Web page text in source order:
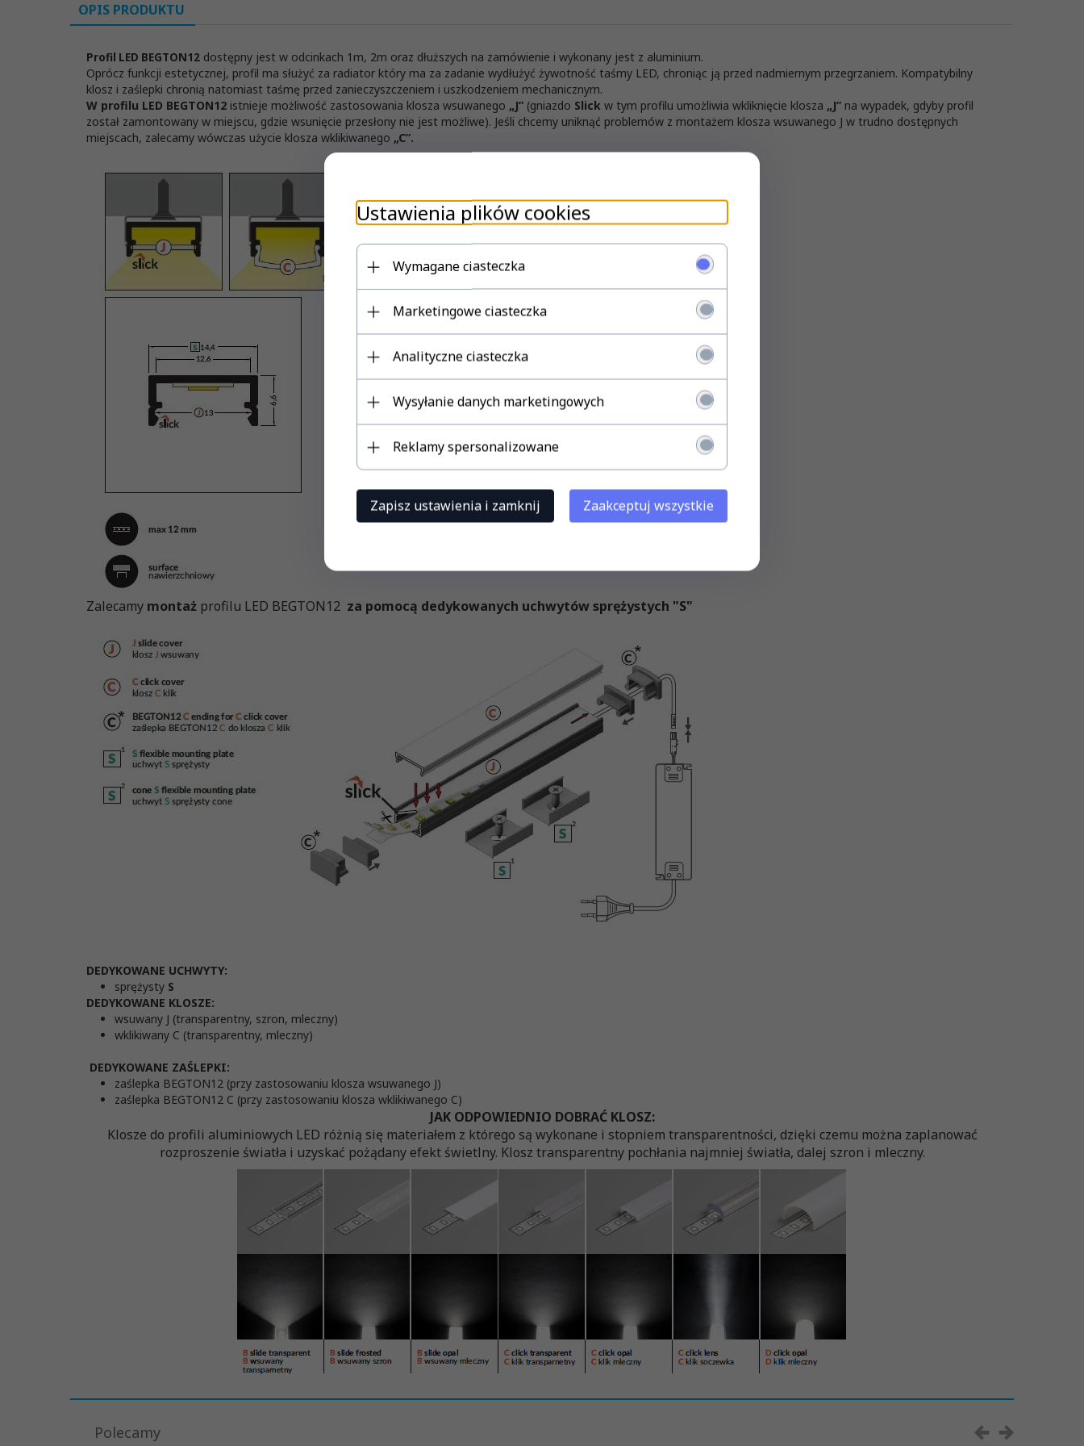
OPIS PRODUKTU
Profil LED BEGTON12 dostępny jest w odcinkach 1m, 2m oraz dłuższych na zamówienie i wykonany jest z aluminium.
Oprócz funkcji estetycznej, profil ma służyć za radiator który ma za zadanie wydłużyć żywotność taśmy LED, chroniąc ją przed nadmiernym przegrzaniem. Kompatybilny
klosz i zaślepki chronią natomiast taśmę przed zanieczyszczeniem i uszkodzeniem mechanicznym.
W profilu LED BEGTON12 istnieje możliwość zastosowania klosza wsuwanego „J” (gniazdo Slick w tym profilu umożliwia wkliknięcie klosza „J” na wypadek, gdyby profil
został zamontowany w miejscu, gdzie wsunięcie przesłony nie jest możliwe). Jeśli chcemy uniknąć problemów z montażem klosza wsuwanego J w trudno dostępnych
miejscach, zalecamy wówczas użycie klosza wklikiwanego „C”.
Zalecamy montaż profilu LED BEGTON12 za pomocą dedykowanych uchwytów sprężystych "S"
DEDYKOWANE UCHWYTY:
sprężysty S
DEDYKOWANE KLOSZE:
wsuwany J (transparentny, szron, mleczny)
wklikiwany C (transparentny, mleczny)
DEDYKOWANE ZAŚLEPKI:
zaślepka BEGTON12 (przy zastosowaniu klosza wsuwanego J)
zaślepka BEGTON12 C (przy zastosowaniu klosza wklikiwanego C)
JAK ODPOWIEDNIO DOBRAĆ KLOSZ:
Klosze do profili aluminiowych LED różnią się materiałem z którego są wykonane i stopniem transparentności, dzięki czemu można zaplanować
rozproszenie światła i uzyskać pożądany efekt świetlny. Klosz transparentny pochłania najmniej światła, dalej szron i mleczny.
Polecamy
Ustawienia plików cookies
Wymagane ciasteczka
Marketingowe ciasteczka
Analityczne ciasteczka
Wysyłanie danych marketingowych
Reklamy spersonalizowane
Zapisz ustawienia i zamknij Zaakceptuj wszystkie